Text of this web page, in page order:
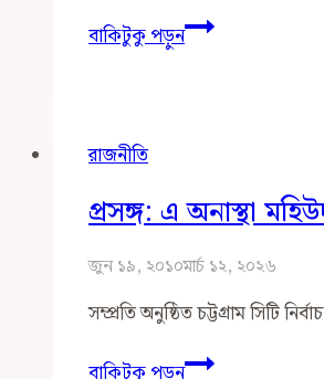
বাকিটুকু পড়ুনপ্রসঙ্গ
যুদ্ধাপরাধ
রাজনীতি
প্রসঙ্গ: এ অনাস্থা
জুন ১৯, ২০১০মার্চ ১২, ২০২৬
সম্প্রতি অনুষ্ঠিত চট্টগ্রাম সিটি
প্রসঙ্গ: